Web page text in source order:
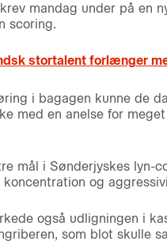
mandag under på en
scoring.
stortalent forlænger
i bagagen kunne de
med en anelse for
mål i Sønderjyskes lyn-
koncentration og
også udligningen i
som blot skulle